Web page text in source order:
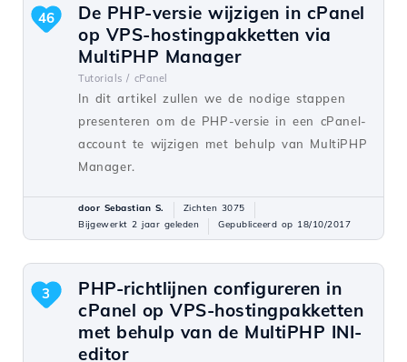
De PHP-versie wijzigen in cPanel
op VPS-hostingpakketten via
MultiPHP Manager
Tutorials / cPanel
In dit artikel zullen we de nodige stappen
presenteren om de PHP-versie in een cPanel-
account te wijzigen met behulp van MultiPHP
Manager.
46
door Sebastian S.
Zichten 3075
Bijgewerkt 2 jaar geleden
Gepubliceerd op 18/10/2017
PHP-richtlijnen configureren in
cPanel op VPS-hostingpakketten
met behulp van de MultiPHP INI-
editor
3